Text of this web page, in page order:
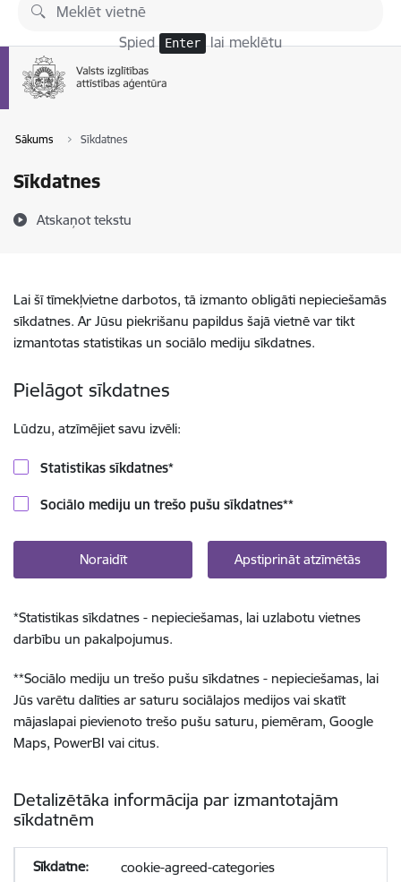
Pāriet uz lapas saturu
Spied Enter lai meklētu
Sākums Sīkdatnes
Sīkdatnes
Atskaņot tekstu
Lai šī tīmekļvietne darbotos, tā izmanto obligāti nepieciešamās
sīkdatnes. Ar Jūsu piekrišanu papildus šajā vietnē var tikt
izmantotas statistikas un sociālo mediju sīkdatnes.
Pielāgot sīkdatnes
Lūdzu, atzīmējiet savu izvēli:
Statistikas sīkdatnes*
Sociālo mediju un trešo pušu sīkdatnes**
Noraidīt Apstiprināt atzīmētās
*Statistikas sīkdatnes - nepieciešamas, lai uzlabotu vietnes
darbību un pakalpojumus.
**Sociālo mediju un trešo pušu sīkdatnes - nepieciešamas, lai
Jūs varētu dalīties ar saturu sociālajos medijos vai skatīt
mājaslapai pievienoto trešo pušu saturu, piemēram, Google
Maps, PowerBI vai citus.
Detalizētāka informācija par izmantotajām
sīkdatnēm
cookie-agreed-categories